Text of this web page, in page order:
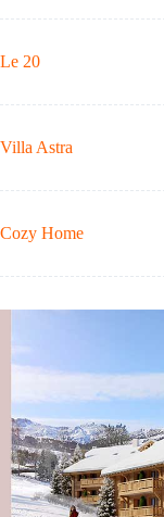
Le 20
Villa Astra
Cozy Home